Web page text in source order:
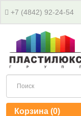
+7 (4842) 92-24-54
Корзина (0)